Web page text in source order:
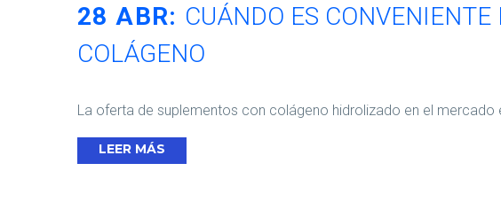
28 ABR: CUÁNDO ES
COLÁGENO
La oferta de suplementos con colágeno hidrolizado en el
LEER MÁS